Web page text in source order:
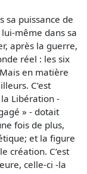
sa puissance de
même dans sa
après la guerre,
réel : les six
en matière
C’est
Libération -
» - dotait
fois de plus,
et la figure
création. C’est
celle-ci -la